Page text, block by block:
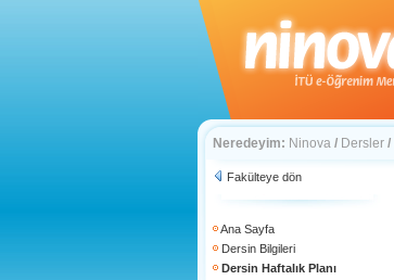
Neredeyim: Ninova / Dersler /
Fakülteye dön
Ana Sayfa
Dersin Bilgileri
Dersin Haftalık Planı